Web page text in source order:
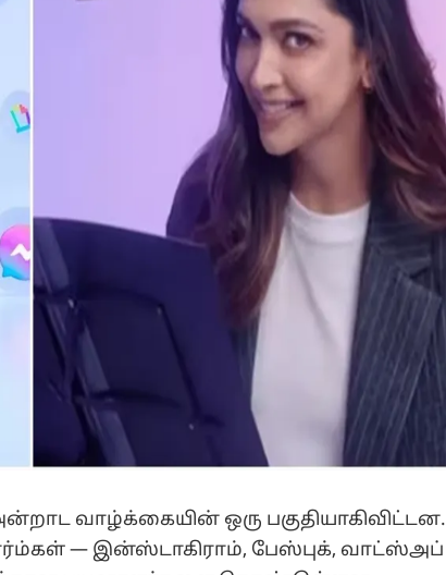
வாழ்க்கையின் ஒரு பகுதியாகிவிட்டன.
— இன்ஸ்டாகிராம், பேஸ்புக், வாட்ஸ்அப்